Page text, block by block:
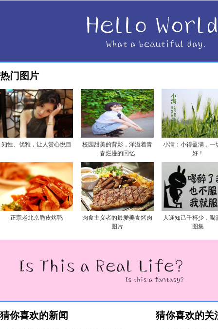
热门图片
知性、优雅，让人赏心悦目
校园甜美的背影，洋溢着青
春烂漫的回忆
小满：小得盈满，一
好！
正宗老北京脆皮烤鸭
肉食主义者的最爱美食烤肉
图片
人逢知己千杯少，喝
图集
猜你喜欢的新闻 猜你喜欢的关